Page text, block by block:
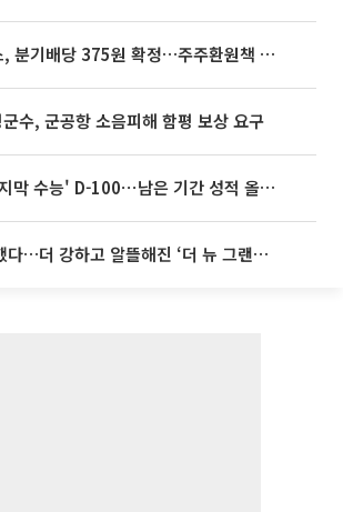
SK하이닉스, 분기배당 375원 확정…주주환원책 9월로 앞당겨 발표
수, 군공항 소음피해 함평 보상 요구
'개편 전 마지막 수능' D-100⋯남은 기간 성적 올릴 전략은
효율·AI 더했다…더 강하고 알뜰해진 ‘더 뉴 그랜저 하이브리드’ [ET의 모빌리티]